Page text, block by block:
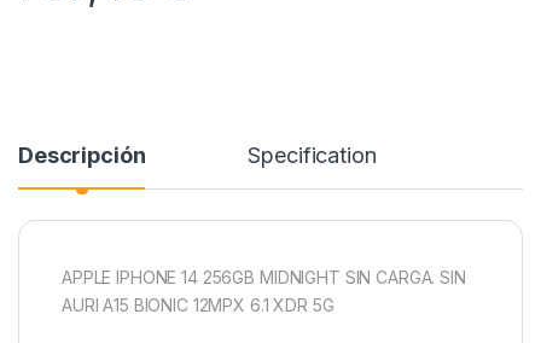
Descripción Specification
APPLE IPHONE 14 256GB MIDNIGHT SIN CARGA. SIN
AURI A15 BIONIC 12MPX 6.1 XDR 5G